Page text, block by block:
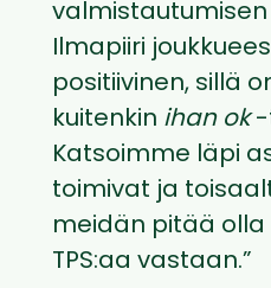
Ilmapiiri
positiivinen, sillä
kuitenkin ihan ok-
Katsoimme läpi
toimivat ja
meidän pitää
TPS:aa vastaan.”